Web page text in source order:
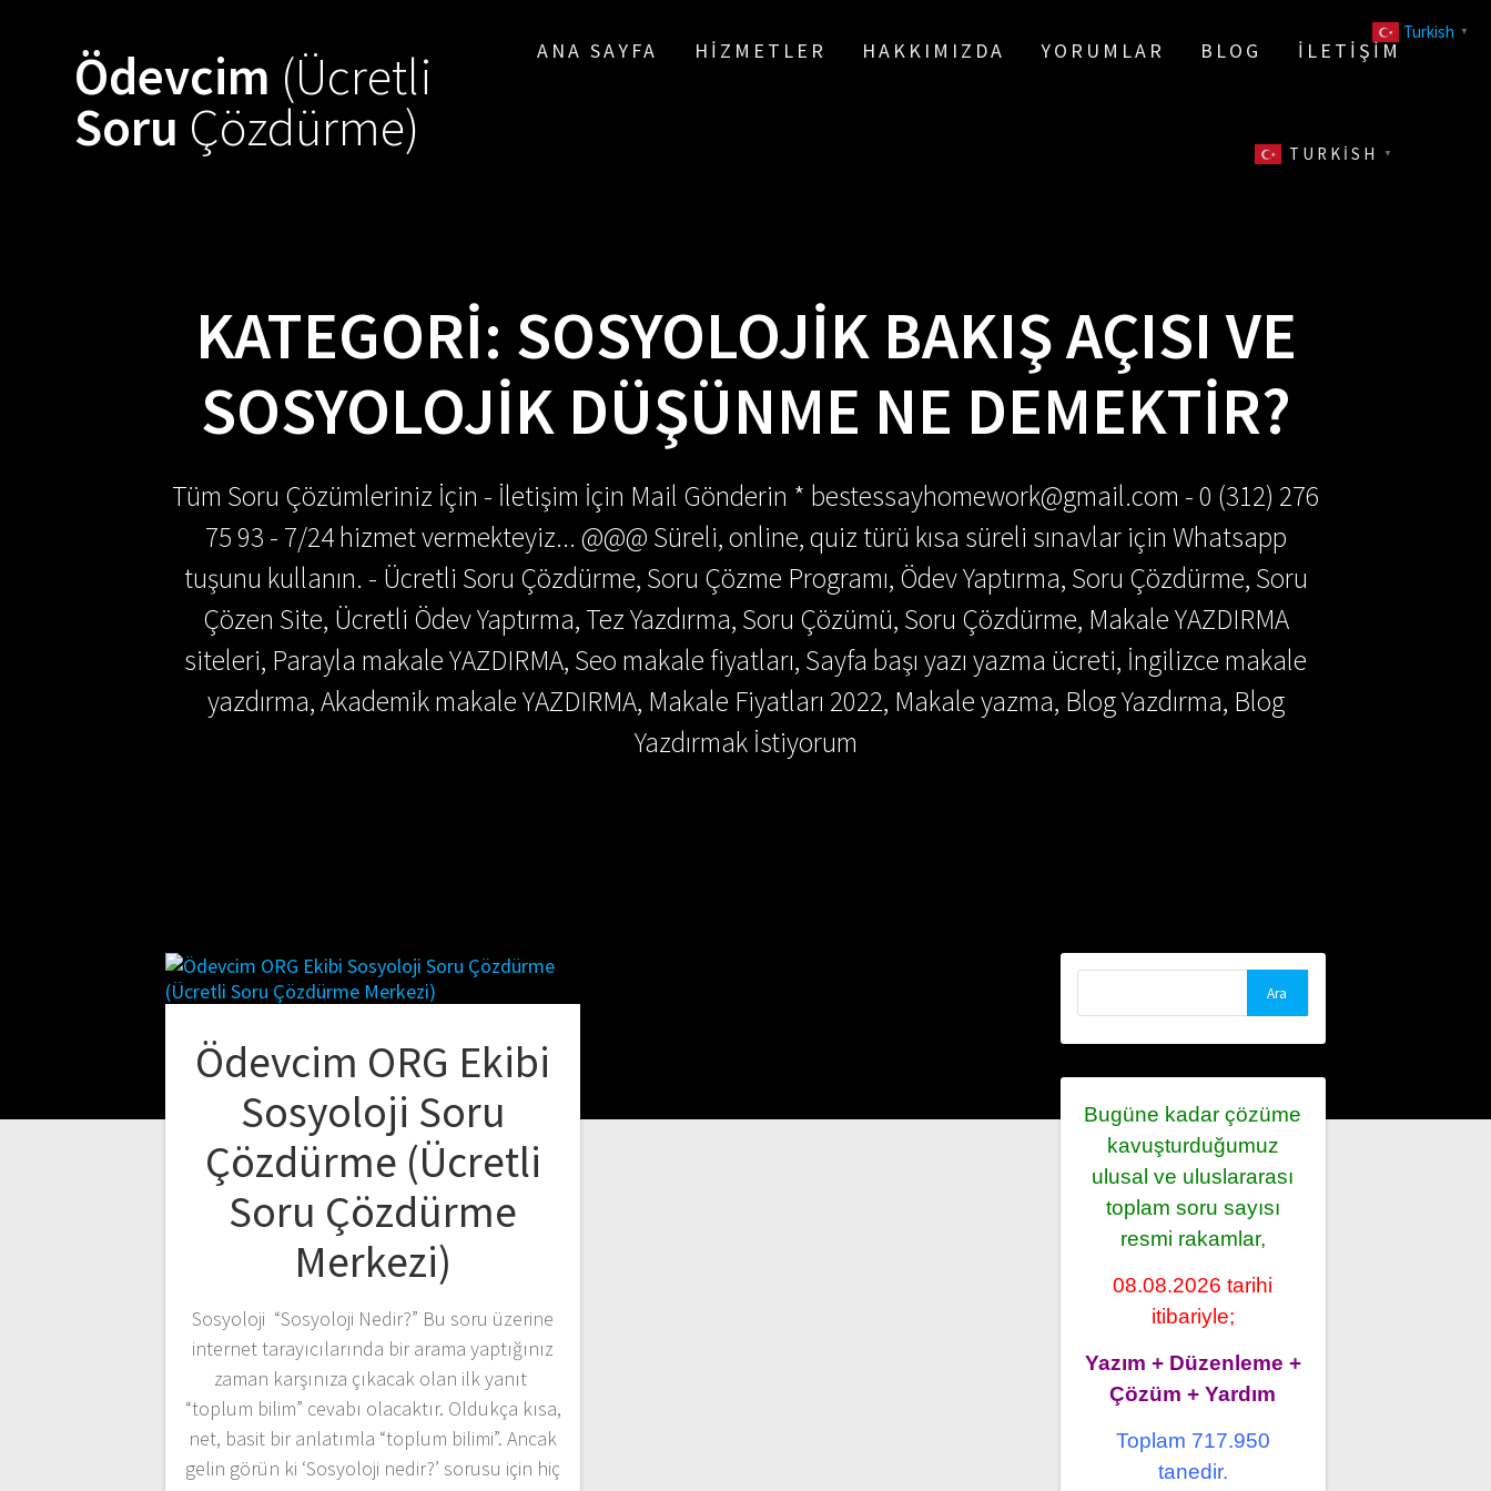
Ödevcim (Ücretli
Soru Çözdürme)
ANA SAYFA HIZMETLER HAKKIMIZDA YORUMLAR BLOG İLETIŞIM
TURKISH ▼
KATEGORI: SOSYOLOJIK BAKIŞ AÇISI VE
SOSYOLOJIK DÜŞÜNME NE DEMEKTIR?
Tüm Soru Çözümleriniz İçin - İletişim İçin Mail Gönderin * bestessayhomework@gmail.com - 0 (312) 276
75 93 - 7/24 hizmet vermekteyiz... @@@ Süreli, online, quiz türü kısa süreli sınavlar için Whatsapp
tuşunu kullanın. - Ücretli Soru Çözdürme, Soru Çözme Programı, Ödev Yaptırma, Soru Çözdürme, Soru
Çözen Site, Ücretli Ödev Yaptırma, Tez Yazdırma, Soru Çözümü, Soru Çözdürme, Makale YAZDIRMA
siteleri, Parayla makale YAZDIRMA, Seo makale fiyatları, Sayfa başı yazı yazma ücreti, İngilizce makale
yazdırma, Akademik makale YAZDIRMA, Makale Fiyatları 2022, Makale yazma, Blog Yazdırma, Blog
Yazdırmak İstiyorum
Ödevcim ORG Ekibi
Sosyoloji Soru
Çözdürme (Ücretli
Soru Çözdürme
Merkezi)
Sosyoloji “Sosyoloji Nedir?” Bu soru üzerine
internet tarayıcılarında bir arama yaptığınız
zaman karşınıza çıkacak olan ilk yanıt
“toplum bilim” cevabı olacaktır. Oldukça kısa,
net, basit bir anlatımla “toplum bilimi”. Ancak
gelin görün ki ‘Sosyoloji nedir?’ sorusu için hiç
Bugüne kadar çözüme
kavuşturduğumuz
ulusal ve uluslararası
toplam soru sayısı
resmi rakamlar,
08.08.2026 tarihi
itibariyle;
Yazım + Düzenleme +
Çözüm + Yardım
Toplam 717.950
tanedir.
Turkish ▼